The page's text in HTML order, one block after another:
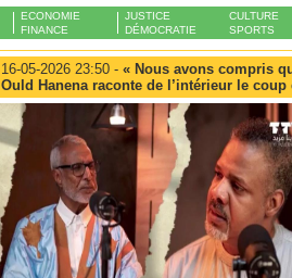
ECONOMIE
FINANCE
JUSTICE
DÉMOCRATIE
CULTURE
SPORTS
16-05-2026 23:50 - « Nous avons compris
Ould Hanena raconte de l’intérieur le